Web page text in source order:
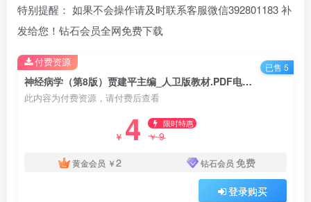
特别提醒： 如果不会操作请及时联系客服微信392801183 补
发给您！钻石会员全网免费下载
神经病学（第8版）贾建平主编_人卫版教材.PDF电子书下载
此内容为付费资源，请付费后查看
￥ 4 限时特惠
￥9
黄金会员 ￥2 钻石会员 免费
登录购买
付费资源 已售 5